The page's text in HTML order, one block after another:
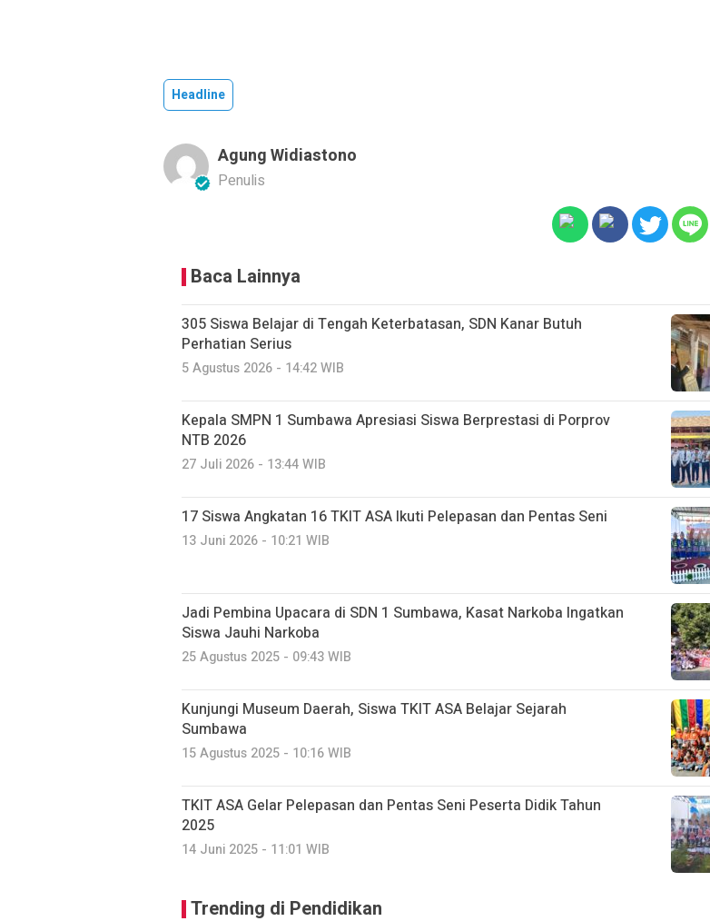
Headline
Agung Widiastono
Penulis
Baca Lainnya
305 Siswa Belajar di Tengah Keterbatasan, SDN Kanar Butuh
Perhatian Serius
5 Agustus 2026 - 14:42 WIB
Kepala SMPN 1 Sumbawa Apresiasi Siswa Berprestasi di Porprov
NTB 2026
27 Juli 2026 - 13:44 WIB
17 Siswa Angkatan 16 TKIT ASA Ikuti Pelepasan dan Pentas Seni
13 Juni 2026 - 10:21 WIB
Jadi Pembina Upacara di SDN 1 Sumbawa, Kasat Narkoba Ingatkan
Siswa Jauhi Narkoba
25 Agustus 2025 - 09:43 WIB
Kunjungi Museum Daerah, Siswa TKIT ASA Belajar Sejarah
Sumbawa
15 Agustus 2025 - 10:16 WIB
TKIT ASA Gelar Pelepasan dan Pentas Seni Peserta Didik Tahun
2025
14 Juni 2025 - 11:01 WIB
Trending di Pendidikan